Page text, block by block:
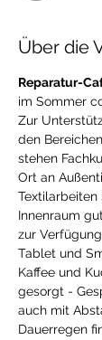
Über die
Reparatur-
im Sommer
Zur
den
stehen
Ort an
Innenraum
zur
Tablet und
Kaffee und
gesorgt -
auch mit
Dauerregen